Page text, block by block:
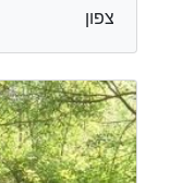
צפון